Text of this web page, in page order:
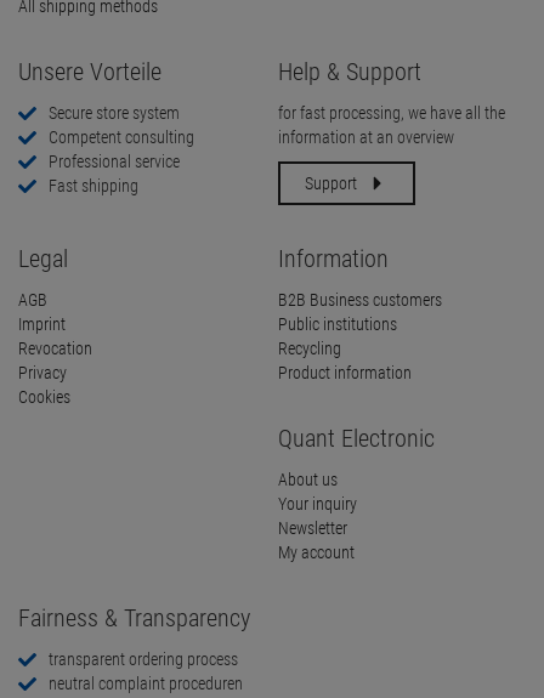
All shipping methods
Unsere Vorteile
Secure store system
Competent consulting
Professional service
Fast shipping
Help & Support
for fast processing, we have all the
information at an overview
Support
Legal
AGB
Imprint
Revocation
Privacy
Cookies
Information
B2B Business customers
Public institutions
Recycling
Product information
Quant Electronic
About us
Your inquiry
Newsletter
My account
Fairness & Transparency
transparent ordering process
neutral complaint proceduren